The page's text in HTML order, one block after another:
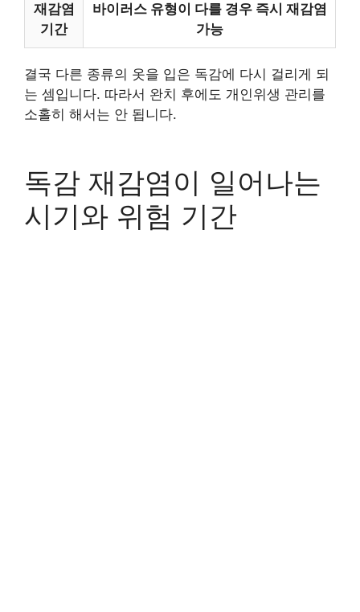
재감염
기간
바이러스 유형이 다를 경우 즉시 재감염
가능
결국 다른 종류의 옷을 입은 독감에 다시 걸리게 되
는 셈입니다. 따라서 완치 후에도 개인위생 관리를
소홀히 해서는 안 됩니다.
독감 재감염이 일어나는
시기와 위험 기간